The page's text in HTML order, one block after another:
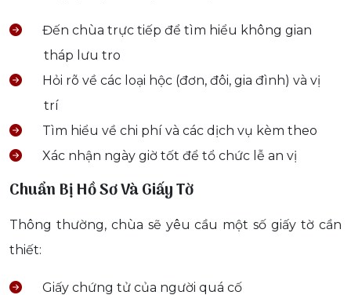
Đến chùa trực tiếp để tìm hiểu không gian
tháp lưu tro
Hỏi rõ về các loại hộc (đơn, đôi, gia đình) và vị
trí
Tìm hiểu về chi phí và các dịch vụ kèm theo
Xác nhận ngày giờ tốt để tổ chức lễ an vị
Chuẩn Bị Hồ Sơ Và Giấy Tờ
Thông thường, chùa sẽ yêu cầu một số giấy tờ cần
thiết:
Giấy chứng tử của người quá cố